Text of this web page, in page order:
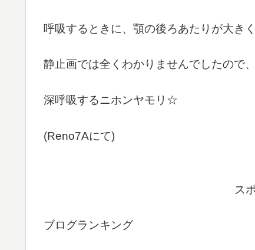
呼吸するときに、顎の後ろあたりが大き
静止画では全くわかりませんでしたので
深呼吸するニホンヤモリ☆
(Reno7Aにて)
ス
ブログランキング